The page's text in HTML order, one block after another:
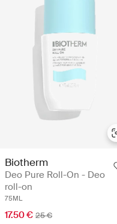
Biotherm
Deo Pure Roll-On - Deo
roll-on
75ML
17.50 € 25 €